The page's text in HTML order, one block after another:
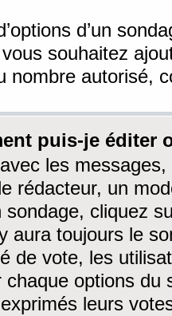
d’un
souhaitez
nombre autorisé,
puis-je éditer
les
rédacteur, un
sondage, cliquez
aura toujours le
de vote, les
chaque options du
leurs